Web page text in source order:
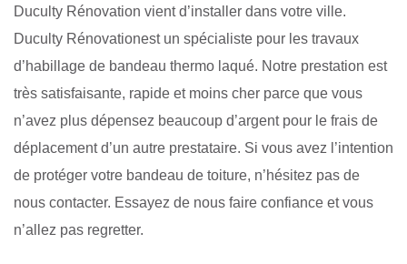
Duculty Rénovation vient d’installer dans votre ville.
Duculty Rénovationest un spécialiste pour les travaux
d’habillage de bandeau thermo laqué. Notre prestation est
très satisfaisante, rapide et moins cher parce que vous
n’avez plus dépensez beaucoup d’argent pour le frais de
déplacement d’un autre prestataire. Si vous avez l’intention
de protéger votre bandeau de toiture, n’hésitez pas de
nous contacter. Essayez de nous faire confiance et vous
n’allez pas regretter.